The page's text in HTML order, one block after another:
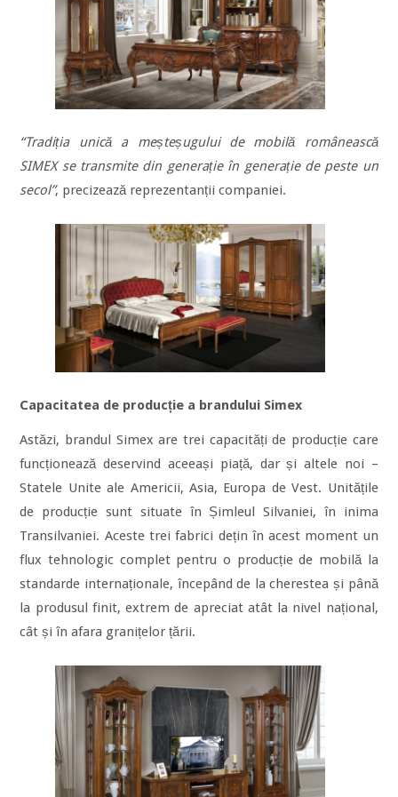
“Tradiția unică a meșteșugului de mobilă românească
SIMEX se transmite din generație în generație de peste un
secol”, precizează reprezentanții companiei.
Capacitatea de producție a brandului Simex
Astăzi, brandul Simex are trei capacități de producție care
funcționează deservind aceeași piață, dar și altele noi –
Statele Unite ale Americii, Asia, Europa de Vest. Unitățile
de producție sunt situate în Șimleul Silvaniei, în inima
Transilvaniei. Aceste trei fabrici dețin în acest moment un
flux tehnologic complet pentru o producție de mobilă la
standarde internaționale, începând de la cherestea și până
la produsul finit, extrem de apreciat atât la nivel național,
cât și în afara granițelor țării.